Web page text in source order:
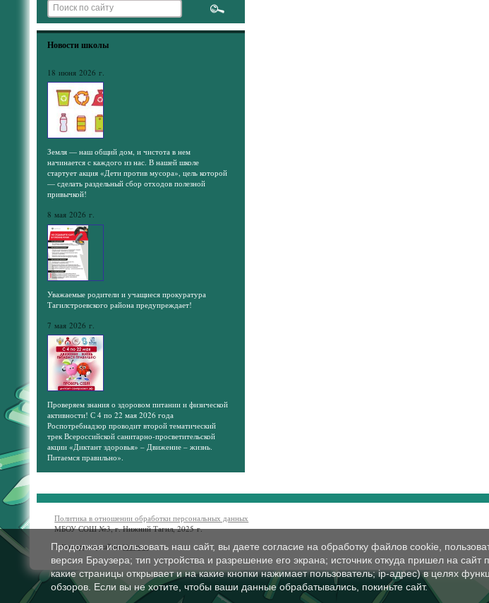
Новости школы
18 июня 2026 г.
Земля — наш общий дом, и чистота в нем
начинается с каждого из нас. В нашей школе
стартует акция «Дети против мусора», цель которой
— сделать раздельный сбор отходов полезной
привычкой!
8 мая 2026 г.
Уважаемые родители и учащиеся прокуратура
Тагилстроевского района предупреждает!
7 мая 2026 г.
Проверяем знания о здоровом питании и физической
активности! С 4 по 22 мая 2026 года
Роспотребнадзор проводит второй тематический
трек Всероссийской санитарно-просветительской
акции «Диктант здоровья» – Движение – жизнь.
Питаемся правильно».
Политика в отношении обработки персональных данных
МБОУ СОШ №3, г. Нижний Тагил, 2025 г.
© Конструктор сайтовNubex.ru
Продолжая использовать наш сайт, вы даете согласие на обработку файлов cookie,
версия Браузера; тип устройства и разрешение его экрана; источник откуда пришел на
какие страницы открывает и на какие кнопки нажимает пользователь; ip-адрес) в целях
обзоров. Если вы не хотите, чтобы ваши данные обрабатывались, покиньте сайт.